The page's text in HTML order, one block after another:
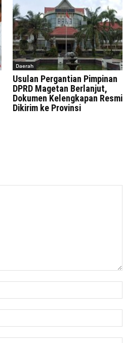
Daerah
Usulan Pergantian Pimpinan
DPRD Magetan Berlanjut,
Dokumen Kelengkapan Resmi
Dikirim ke Provinsi